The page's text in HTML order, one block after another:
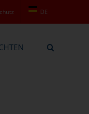
DE
Seine Funktionalität ist